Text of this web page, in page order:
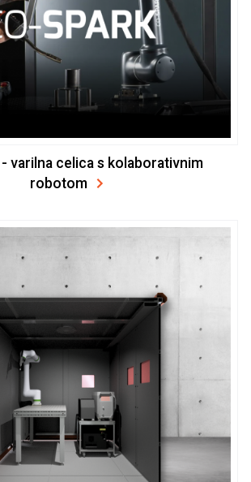
varilna celica s kolaborativnim
robotom